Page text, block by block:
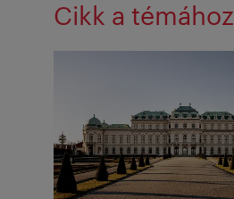
Cikk a témához